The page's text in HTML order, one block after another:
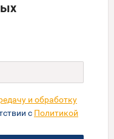
и обработку
с Политикой